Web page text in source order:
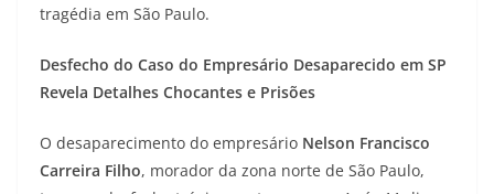
tragédia em São Paulo.
Desfecho do Caso do Empresário Desaparecido em SP
Revela Detalhes Chocantes e Prisões
O desaparecimento do empresário Nelson Francisco
Carreira Filho, morador da zona norte de São Paulo,